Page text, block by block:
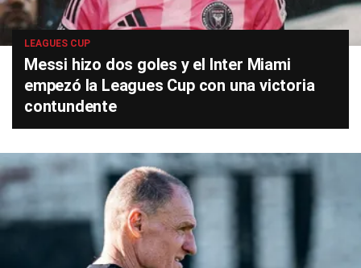
LEAGUES CUP
Messi hizo dos goles y el Inter Miami
empezó la Leagues Cup con una victoria
contundente